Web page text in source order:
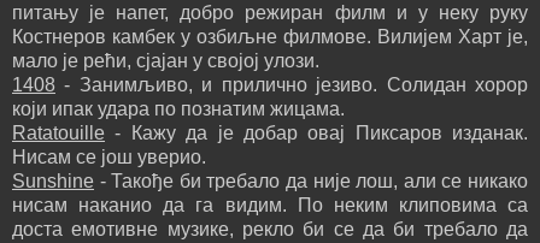
питању је напет, добро режиран филм и у неку руку
Костнеров камбек у озбиљне филмове. Вилијем Харт је,
мало је рећи, сјајан у својој улози.
1408 - Занимљиво, и прилично језиво. Солидан хорор
који ипак удара по познатим жицама.
Ratatouille - Кажу да је добар овај Пиксаров изданак.
Нисам се још уверио.
Sunshine - Такође би требало да није лош, али се никако
нисам наканио да га видим. По неким клиповима са
доста емотивне музике, рекло би се да би требало да